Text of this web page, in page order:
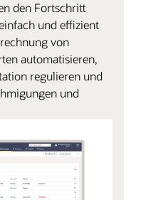
den Fortschritt
und effizient
von
automatisieren,
regulieren und
und